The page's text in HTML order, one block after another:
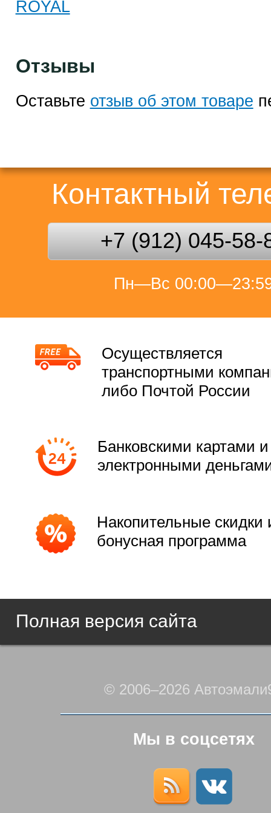
ROYAL
Отзывы
Оставьте отзыв об этом товаре
Контактный
+7 (912) 045-58-
Пн—Вс
Осуществляется
транспортными
либо Почтой России
Банковскими картами и
электронными
Накопительные скидки
бонусная программа
Полная версия сайта
© 2006–2026
Мы в соцсетях